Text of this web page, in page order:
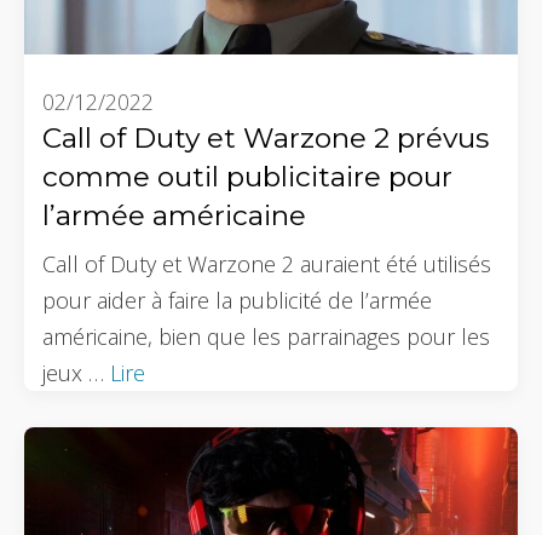
Call of Duty et Warzone 2 prévus
comme outil publicitaire pour
l’armée américaine
02/12/2022
Call of Duty et Warzone 2 auraient été utilisés
pour aider à faire la publicité de l’armée
américaine, bien que les parrainages pour les
jeux … Lire